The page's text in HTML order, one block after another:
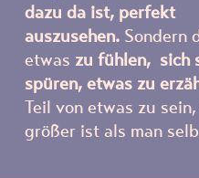
dazu da ist, perfekt
auszusehen. Sondern
etwas zu fühlen, sich
spüren, etwas zu
Teil von etwas zu
größer ist als man